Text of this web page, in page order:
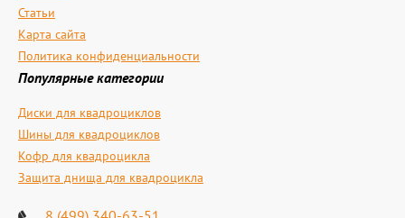
Статьи
Карта сайта
Политика конфиденциальности
Популярные категории
Диски для квадроциклов
Шины для квадроциклов
Кофр для квадроцикла
Защита днища для квадроцикла